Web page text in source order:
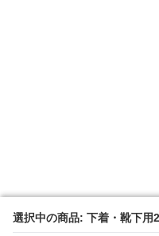
選択中の商品: 下着・靴下用
選択中の商品: 下着・靴下用